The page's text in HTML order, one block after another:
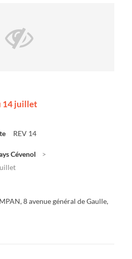
14 juillet
REV 14
Cévenol
8 avenue général de Gaulle,